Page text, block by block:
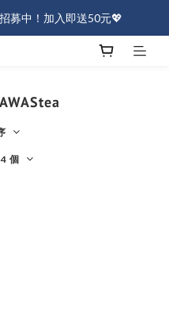
募中！加入即送50元💖
募中！加入即送50元💖
個